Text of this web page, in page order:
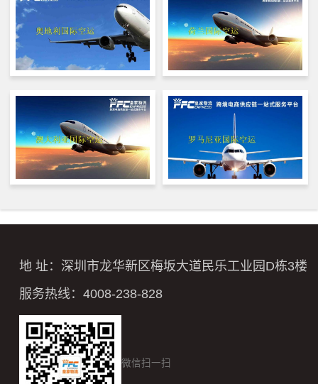
地 址：深圳市龙华新区梅坂大道民乐工业园D栋3楼
服务热线：4008-238-828
微信扫一扫